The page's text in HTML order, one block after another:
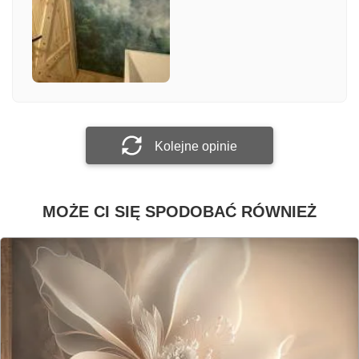
Załącz zdjęcie
Kolejne opinie
MOŻE CI SIĘ SPODOBAĆ RÓWNIEŻ